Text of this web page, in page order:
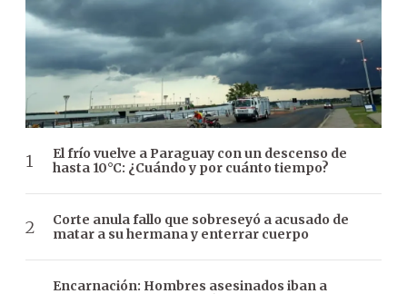
El frío vuelve a Paraguay con un descenso de
hasta 10°C: ¿Cuándo y por cuánto tiempo?
Corte anula fallo que sobreseyó a acusado de
matar a su hermana y enterrar cuerpo
Encarnación: Hombres asesinados iban a